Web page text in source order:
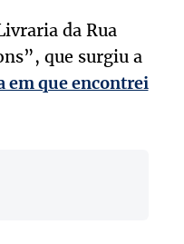
da Rua
que surgiu a
em que encontrei